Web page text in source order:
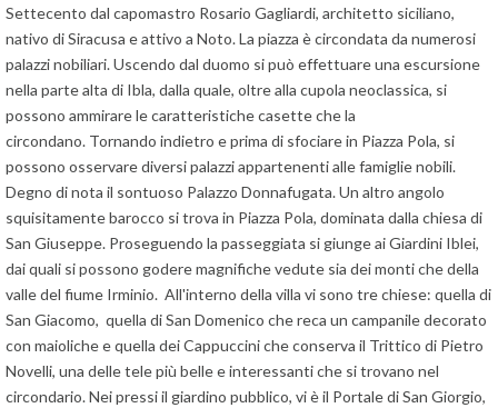
Settecento dal capomastro Rosario Gagliardi, architetto siciliano,
nativo di Siracusa e attivo a Noto. La piazza è circondata da numerosi
palazzi nobiliari. Uscendo dal duomo si può effettuare una escursione
nella parte alta di Ibla, dalla quale, oltre alla cupola neoclassica, si
possono ammirare le caratteristiche casette che la
circondano. Tornando indietro e prima di sfociare in Piazza Pola, si
possono osservare diversi palazzi appartenenti alle famiglie nobili.
Degno di nota il sontuoso Palazzo Donnafugata. Un altro angolo
squisitamente barocco si trova in Piazza Pola, dominata dalla chiesa di
San Giuseppe. Proseguendo la passeggiata si giunge ai Giardini Iblei,
dai quali si possono godere magnifiche vedute sia dei monti che della
valle del fiume Irminio. All'interno della villa vi sono tre chiese: quella di
San Giacomo, quella di San Domenico che reca un campanile decorato
con maioliche e quella dei Cappuccini che conserva il Trittico di Pietro
Novelli, una delle tele più belle e interessanti che si trovano nel
circondario. Nei pressi il giardino pubblico, vi è il Portale di San Giorgio,